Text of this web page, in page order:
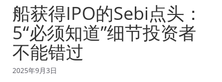
船获得IPO的Sebi点头：
5“必须知道”细节投资者
不能错过
2025年9月3日